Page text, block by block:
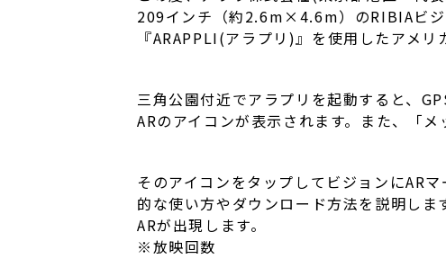
209インチ（約2.6m×4.6m）のRIBIAビジ
『ARAPPLI(アラプリ)』を使用したアメ
三角公園付近でアラプリを起動すると、
ARのアイコンが表示されます。また、「
そのアイコンをタップしてビジョンにAR
的な使い方やダウンロード方法を説明し
ARが出現します。
※放映回数